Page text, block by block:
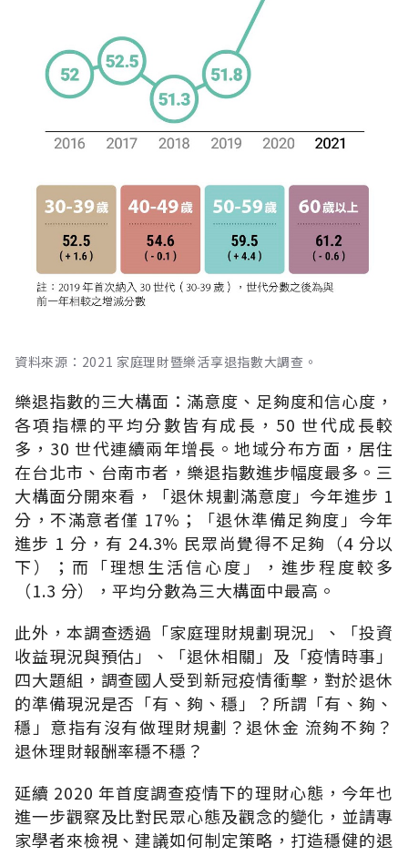
資料來源：2021 家庭理財暨樂活享退指數大調查。
樂退指數的三大構面：滿意度、足夠度和信心度，
各項指標的平均分數皆有成長，50 世代成長較
多，30 世代連續兩年增長。地域分布方面，居住
在台北市、台南市者，樂退指數進步幅度最多。三
大構面分開來看，「退休規劃滿意度」今年進步 1
分，不滿意者僅 17%；「退休準備足夠度」今年
進步 1 分，有 24.3% 民眾尚覺得不足夠（4 分以
下）；而「理想生活信心度」，進步程度較多
（1.3 分），平均分數為三大構面中最高。
此外，本調查透過「家庭理財規劃現況」、「投資
收益現況與預估」、「退休相關」及「疫情時事」
四大題組，調查國人受到新冠疫情衝擊，對於退休
的準備現況是否「有、夠、穩」？所謂「有、夠、
穩」意指有沒有做理財規劃？退休金 流夠不夠？
退休理財報酬率穩不穩？
延續 2020 年首度調查疫情下的理財心態，今年也
進一步觀察及比對民眾心態及觀念的變化，並請專
家學者來檢視、建議如何制定策略，打造穩健的退